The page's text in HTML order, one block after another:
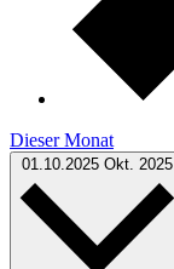
Dieser Monat
01.10.2025 Okt. 2025